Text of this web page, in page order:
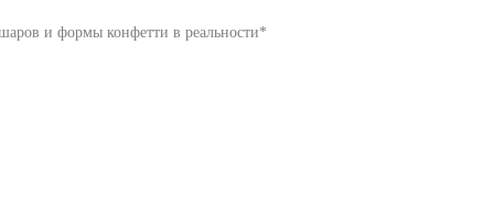
и формы конфетти в реальности*